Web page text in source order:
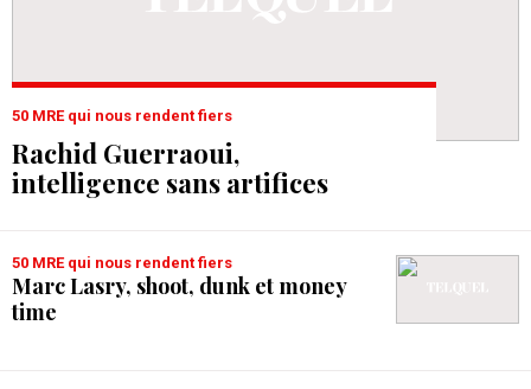
50 MRE qui nous rendent fiers
Rachid Guerraoui,
intelligence sans artifices
50 MRE qui nous rendent fiers
Marc Lasry, shoot, dunk et money
time